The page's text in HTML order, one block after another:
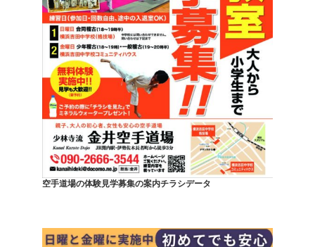
空手道場の体験見学募集の案内チラシデータ